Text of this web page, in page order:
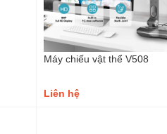
Máy chiếu vật thể V508
Liên hệ